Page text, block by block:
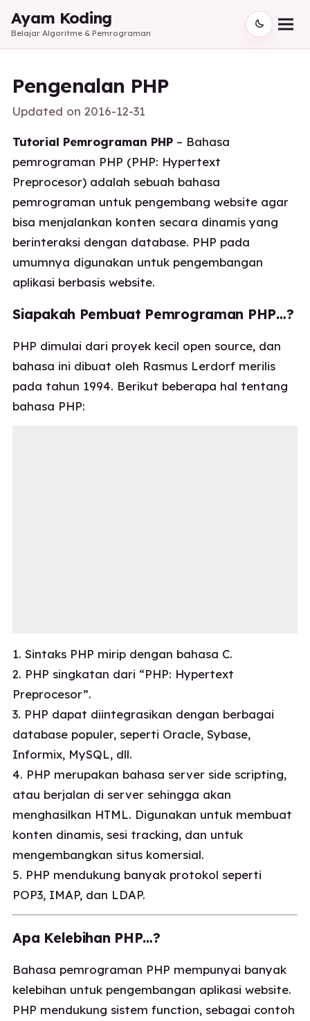
Ayam Koding
Belajar Algoritme & Pemrograman
Pengenalan PHP
Updated on2016-12-31
Tutorial Pemrograman PHP – Bahasa
pemrograman PHP (PHP: Hypertext
Preprocesor) adalah sebuah bahasa
pemrograman untuk pengembang website agar
bisa menjalankan konten secara dinamis yang
berinteraksi dengan database. PHP pada
umumnya digunakan untuk pengembangan
aplikasi berbasis website.
Siapakah Pembuat Pemrograman PHP…?
PHP dimulai dari proyek kecil open source, dan
bahasa ini dibuat oleh Rasmus Lerdorf merilis
pada tahun 1994. Berikut beberapa hal tentang
bahasa PHP:
1. Sintaks PHP mirip dengan bahasa C.
2. PHP singkatan dari “PHP: Hypertext
Preprocesor”.
3. PHP dapat diintegrasikan dengan berbagai
database populer, seperti Oracle, Sybase,
Informix, MySQL, dll.
4. PHP merupakan bahasa server side scripting,
atau berjalan di server sehingga akan
menghasilkan HTML. Digunakan untuk membuat
konten dinamis, sesi tracking, dan untuk
mengembangkan situs komersial.
5. PHP mendukung banyak protokol seperti
POP3, IMAP, dan LDAP.
Apa Kelebihan PHP…?
Bahasa pemrograman PHP mempunyai banyak
kelebihan untuk pengembangan aplikasi website.
PHP mendukung sistem function, sebagai contoh